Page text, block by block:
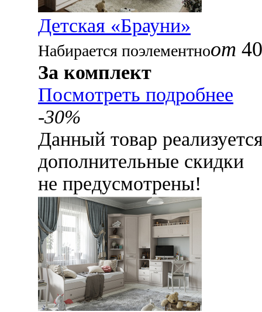
Детская «Брауни»
Набирается поэлементноот
За комплект
Посмотреть подробнее
-30%
Данный товар
дополнительные скидки
не предусмотрены!